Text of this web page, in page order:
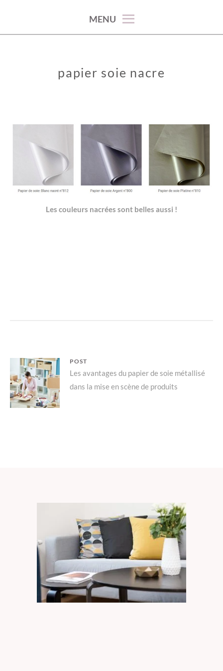
MENU
papier soie nacre
Les couleurs nacrées sont belles aussi !
Navigation
de
l’article
POST
Parent
post:
Les avantages du papier de soie métallisé
dans la mise en scène de produits